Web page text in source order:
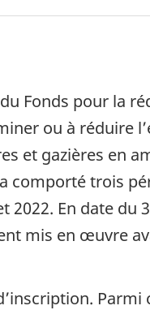
Fonds pour la
ou à réduire
et gazières en
comporté trois
En date du
mis en œuvre
Parmi